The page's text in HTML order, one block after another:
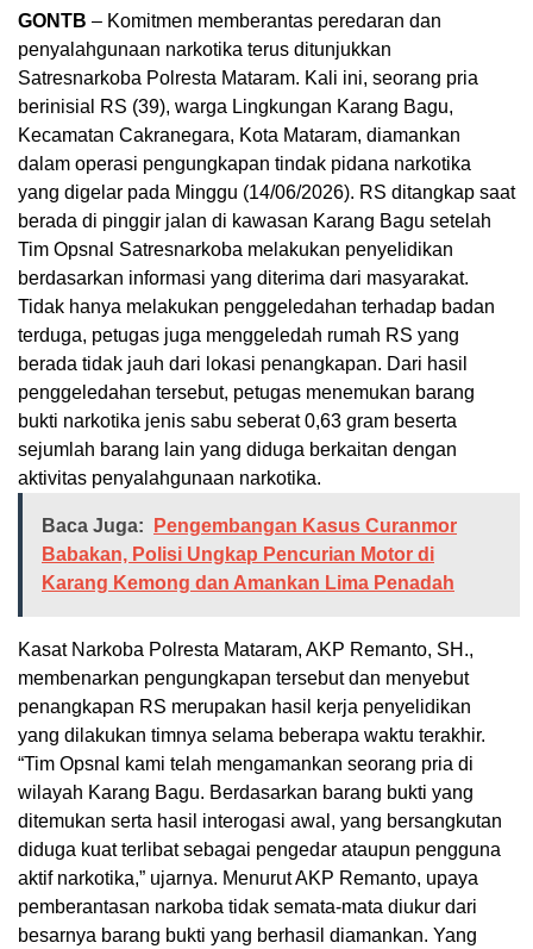
GONTB – Komitmen memberantas peredaran dan
penyalahgunaan narkotika terus ditunjukkan
Satresnarkoba Polresta Mataram. Kali ini, seorang pria
berinisial RS (39), warga Lingkungan Karang Bagu,
Kecamatan Cakranegara, Kota Mataram, diamankan
dalam operasi pengungkapan tindak pidana narkotika
yang digelar pada Minggu (14/06/2026). RS ditangkap saat
berada di pinggir jalan di kawasan Karang Bagu setelah
Tim Opsnal Satresnarkoba melakukan penyelidikan
berdasarkan informasi yang diterima dari masyarakat.
Tidak hanya melakukan penggeledahan terhadap badan
terduga, petugas juga menggeledah rumah RS yang
berada tidak jauh dari lokasi penangkapan. Dari hasil
penggeledahan tersebut, petugas menemukan barang
bukti narkotika jenis sabu seberat 0,63 gram beserta
sejumlah barang lain yang diduga berkaitan dengan
aktivitas penyalahgunaan narkotika.
Baca Juga:
Pengembangan Kasus Curanmor
Babakan, Polisi Ungkap Pencurian Motor di
Karang Kemong dan Amankan Lima Penadah
Kasat Narkoba Polresta Mataram, AKP Remanto, SH.,
membenarkan pengungkapan tersebut dan menyebut
penangkapan RS merupakan hasil kerja penyelidikan
yang dilakukan timnya selama beberapa waktu terakhir.
“Tim Opsnal kami telah mengamankan seorang pria di
wilayah Karang Bagu. Berdasarkan barang bukti yang
ditemukan serta hasil interogasi awal, yang bersangkutan
diduga kuat terlibat sebagai pengedar ataupun pengguna
aktif narkotika,” ujarnya. Menurut AKP Remanto, upaya
pemberantasan narkoba tidak semata-mata diukur dari
besarnya barang bukti yang berhasil diamankan. Yang